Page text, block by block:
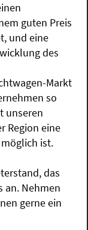
guten Preis
und eine
des
Markt
so
unseren
Region eine
möglich ist.
das
an. Nehmen
gerne ein